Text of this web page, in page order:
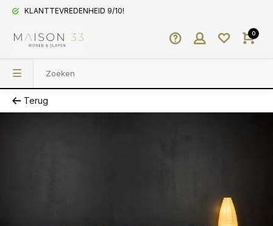
KLANTTEVREDENHEID 9/10!
0
Terug